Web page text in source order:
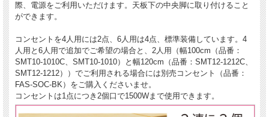
際、電源をご利用いただけます。天板下の中央脚に取り付けること
ができます。
コンセントを4人用には2点、6人用は4点、標準装備しています。4
人用と6人用で追加でご希望の場合と、2人用（幅100cm（品番：
SMT10-1010C、SMT10-1010）と幅120cm（品番：SMT12-1212C、
SMT12-1212））でご利用される場合には別売コンセント（品番：
FAS-SOC-BK）をご購入くださいませ。
コンセントは1点につき2個口で1500Wまで使用できます。